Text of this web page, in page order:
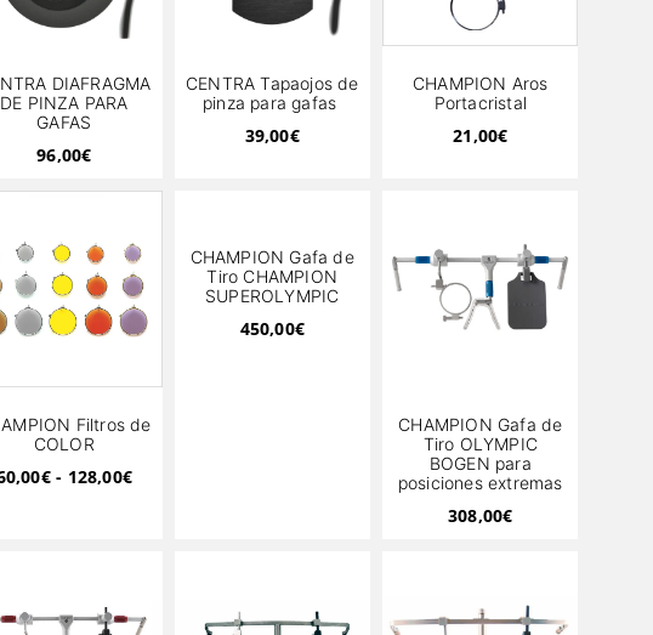
DIAFRAGMA
DE PINZA PARA
GAFAS
96,00€
CENTRA Tapaojos de
pinza para gafas
39,00€
CHAMPION Aros
Portacristal
21,00€
Filtros de
COLOR
€ - 128,00€
CHAMPION Gafa de
Tiro CHAMPION
SUPEROLYMPIC
450,00€
CHAMPION Gafa de
Tiro OLYMPIC
BOGEN para
posiciones extremas
308,00€